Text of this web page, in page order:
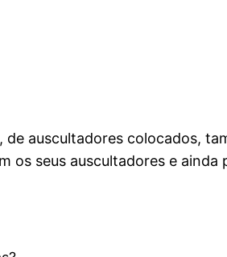
auscultadores colocados,
os seus auscultadores e ainda